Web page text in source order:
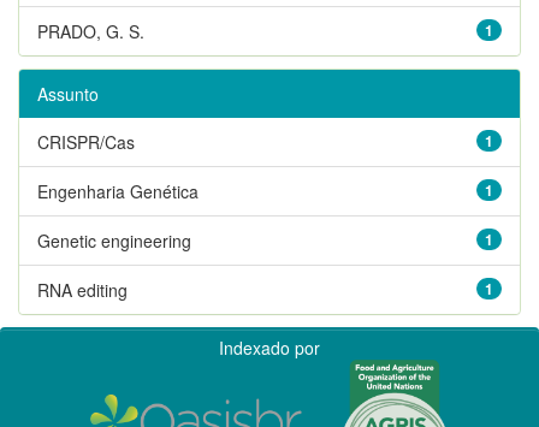
1
PRADO, G. S.
Assunto
1
CRISPR/Cas
1
Engenharia Genética
1
Genetic engineering
1
RNA editing
Indexado por